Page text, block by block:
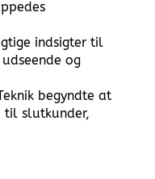
indsigter til
og
begyndte at
til slutkunder,